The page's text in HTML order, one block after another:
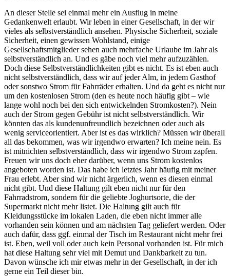
An dieser Stelle sei einmal mehr ein Ausflug in meine
Gedankenwelt erlaubt. Wir leben in einer Gesellschaft, in der wir
vieles als selbstverständlich ansehen. Physische Sicherheit, soziale
Sicherheit, einen gewissen Wohlstand, einige
Gesellschaftsmitglieder sehen auch mehrfache Urlaube im Jahr als
selbstverständlich an. Und es gäbe noch viel mehr aufzuzählen.
Doch diese Selbstverständlichkeiten gibt es nicht. Es ist eben auch
nicht selbstverständlich, dass wir auf jeder Alm, in jedem Gasthof
oder sonstwo Strom für Fahrräder erhalten. Und da geht es nicht nur
um den kostenlosen Strom (den es heute noch häufig gibt – wie
lange wohl noch bei den sich entwickelnden Stromkosten?). Nein
auch der Strom gegen Gebühr ist nicht selbstverständlich. Wir
könnten das als kundenunfreundlich bezeichnen oder auch als
wenig serviceorientiert. Aber ist es das wirklich? Müssen wir überall
all das bekommen, was wir irgendwo erwarten? Ich meine nein. Es
ist mitnichten selbstverständlich, dass wir irgendwo Strom zapfen.
Freuen wir uns doch eher darüber, wenn uns Strom kostenlos
angeboten worden ist. Das habe ich letztes Jahr häufig mit meiner
Frau erlebt. Aber sind wir nicht ärgerlich, wenn es diesen einmal
nicht gibt. Und diese Haltung gilt eben nicht nur für den
Fahrradstrom, sondern für die geliebte Joghurtsorte, die der
Supermarkt nicht mehr listet. Die Haltung gilt auch für
Kleidungsstücke im lokalen Laden, die eben nicht immer alle
vorhanden sein können und am nächsten Tag geliefert werden. Oder
auch dafür, dass ggf. einmal der Tisch im Restaurant nicht mehr frei
ist. Eben, weil voll oder auch kein Personal vorhanden ist. Für mich
hat diese Haltung sehr viel mit Demut und Dankbarkeit zu tun.
Davon wünsche ich mir etwas mehr in der Gesellschaft, in der ich
gerne ein Teil dieser bin.